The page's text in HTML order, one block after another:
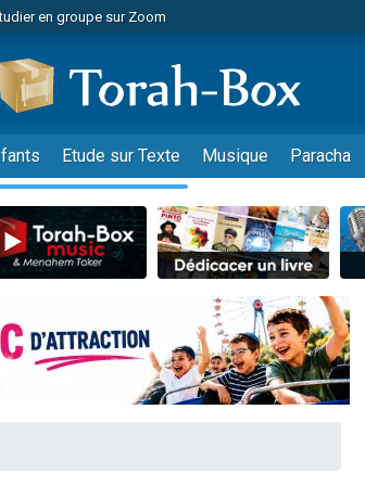
en groupe sur Zoom
rejoindre sur WhatsApp
rejoindre sur WhatsApp
faire un don pour Reloger Rivka, 6 enfants, victime de
un don pour 1 Journée de Vacances Pour les
une bénédiction
rejoindre sur WhatsApp
en groupe sur Zoom
rejoindre sur WhatsApp
rejoindre sur WhatsApp
Etude sur Texte Musique Paracha